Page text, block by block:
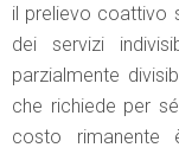
il prelievo coattivo
dei servizi
parzialmente
che richiede per
costo rimanente